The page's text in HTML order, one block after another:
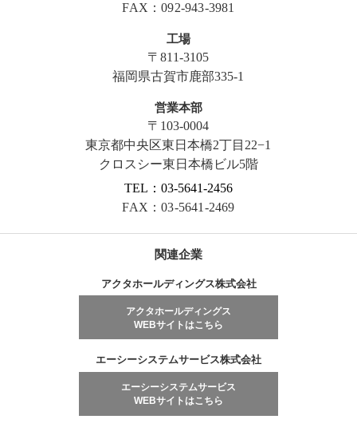
FAX：092-943-3981
工場
〒811-3105
福岡県古賀市鹿部335-1
営業本部
〒103-0004
東京都中央区東日本橋2丁目22−1
クロスシー東日本橋ビル5階
TEL：03-5641-2456
FAX：03-5641-2469
関連企業
アクタホールディングス株式会社
アクタホールディングス
WEBサイトはこちら
エーシーシステムサービス株式会社
エーシーシステムサービス
WEBサイトはこちら